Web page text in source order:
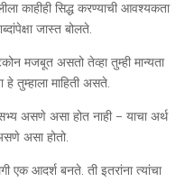
काहीही सिद्ध करण्याची आवश्यकता
जास्त बोलते.
मजबूत असतो तेव्हा तुम्ही मान्यता
तुम्हाला माहिती असते.
असणे असा होत नाही – याचा अर्थ
असा होतो.
एक आदर्श बनते. ती इतरांना त्यांचा